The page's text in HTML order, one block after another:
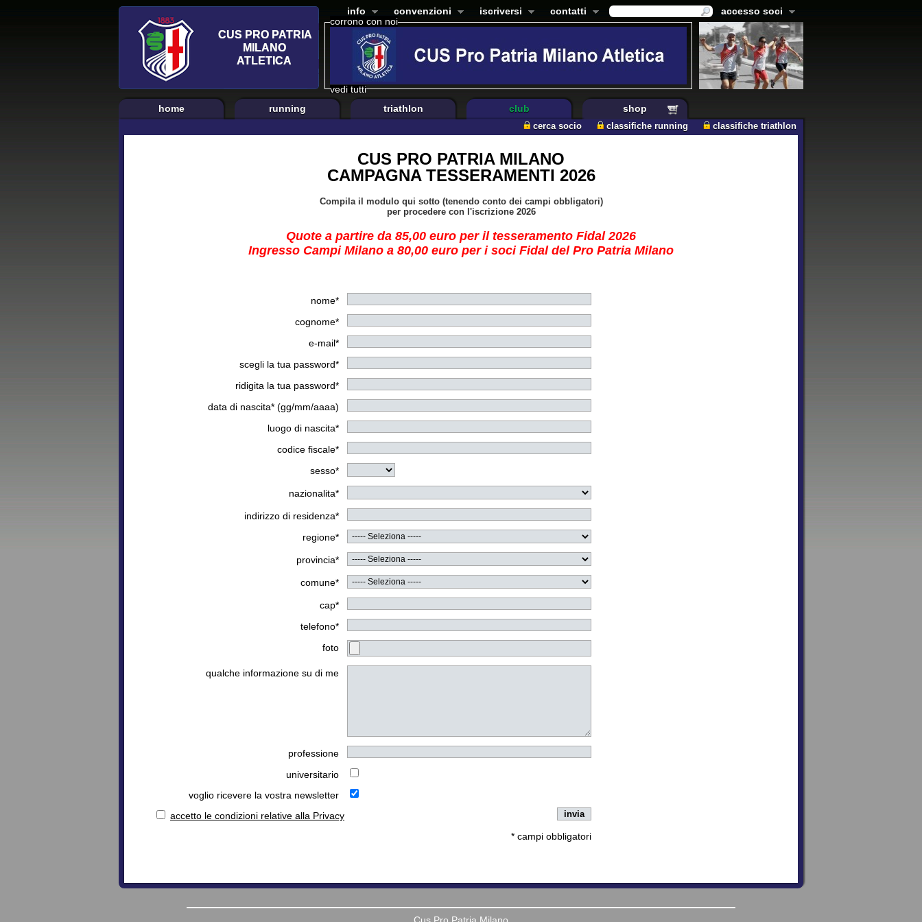
corrono con noi
vedi tutti
info convenzioni iscriversi contatti accesso soci
home running triathlon club shop
cerca socio classifiche running classifiche triathlon
CUS PRO PATRIA MILANO
CAMPAGNA TESSERAMENTI 2026
Compila il modulo qui sotto (tenendo conto dei campi obbligatori)
per procedere con l'iscrizione 2026
Quote a partire da 85,00 euro per il tesseramento Fidal 2026
Ingresso Campi Milano a 80,00 euro per i soci Fidal del Pro Patria Milano
nome*
cognome*
e-mail*
scegli la tua password*
ridigita la tua password*
data di nascita* (gg/mm/aaaa)
luogo di nascita*
codice fiscale*
sesso*
nazionalita*
indirizzo di residenza*
regione*
provincia*
comune*
cap*
telefono*
foto
qualche informazione su di me
professione
universitario
voglio ricevere la vostra newsletter
accetto le condizioni relative alla Privacy
* campi obbligatori